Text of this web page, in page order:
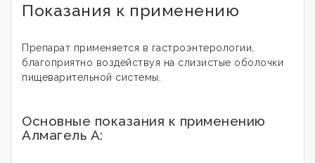
Показания к применению
Препарат применяется в гастроэнтерологии,
благоприятно воздействуя на слизистые оболочки
пищеварительной системы.
Основные показания к применению
Алмагель А: